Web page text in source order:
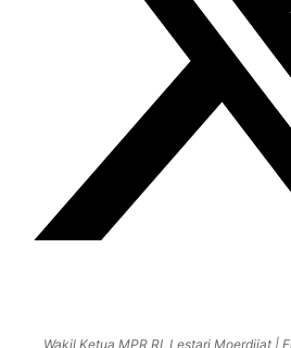
Wakil Ketua MPR RI, Lestari Moerdijat |